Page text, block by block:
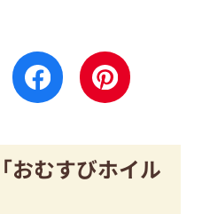
おむすびホイル